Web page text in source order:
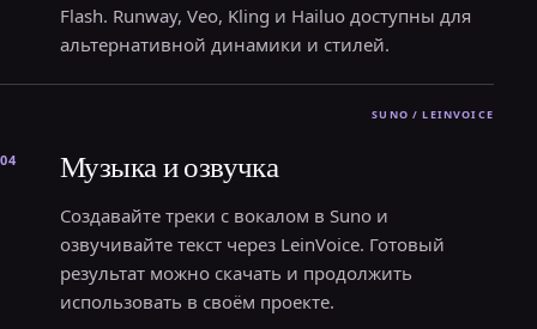
Flash. Runway, Veo, Kling и Hailuo доступны для
альтернативной динамики и стилей.
04 Музыка и озвучка
Создавайте треки с вокалом в Suno и
озвучивайте текст через LeinVoice. Готовый
результат можно скачать и продолжить
использовать в своём проекте.